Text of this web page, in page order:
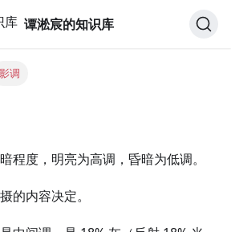
谭淞宸的知识库
影调
程度，明亮为高调，昏暗为低调。
的内容决定。